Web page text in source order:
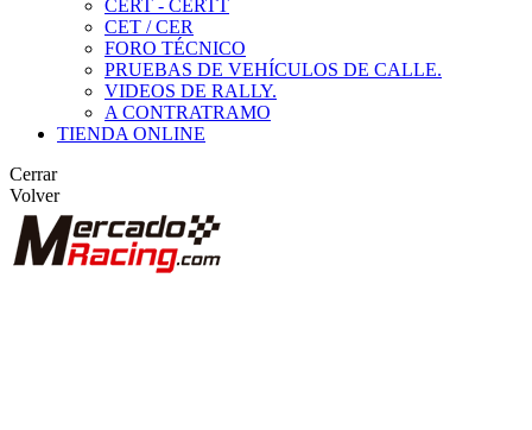
CERT - CERTT
CET / CER
FORO TÉCNICO
PRUEBAS DE VEHÍCULOS DE CALLE.
VIDEOS DE RALLY.
A CONTRATRAMO
TIENDA ONLINE
Cerrar
Volver